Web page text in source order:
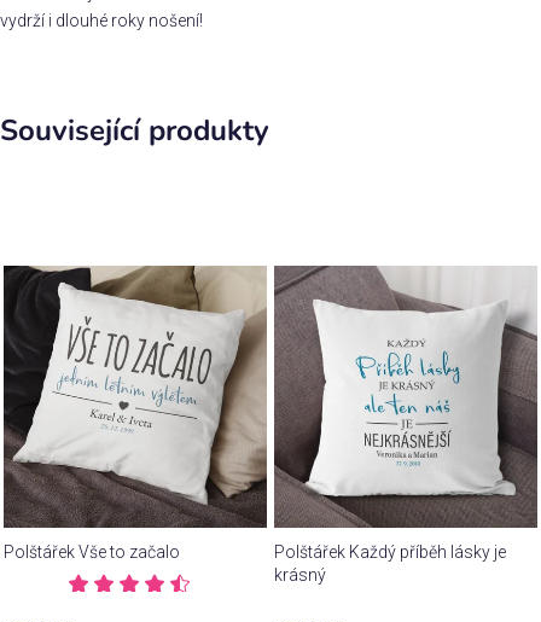
vydrží i dlouhé roky nošení!
Související produkty
Polštářek Vše to začalo
Polštářek Každý příběh lásky je
krásný